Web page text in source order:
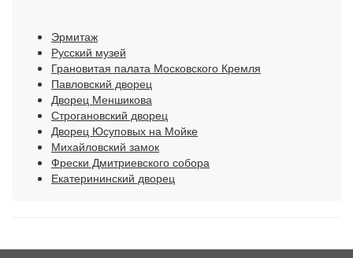
Эрмитаж
Русский музей
Грановитая палата Московского Кремля
Павловский дворец
Дворец Меншикова
Строгановский дворец
Дворец Юсуповых на Мойке
Михайловский замок
Фрески Дмитриевского собора
Екатерининский дворец